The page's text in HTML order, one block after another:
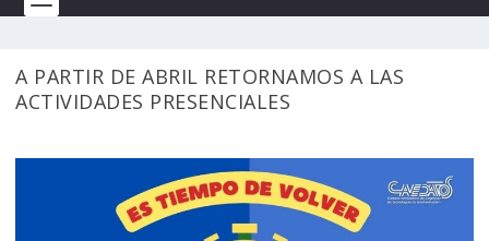
A PARTIR DE ABRIL RETORNAMOS A LAS
ACTIVIDADES PRESENCIALES